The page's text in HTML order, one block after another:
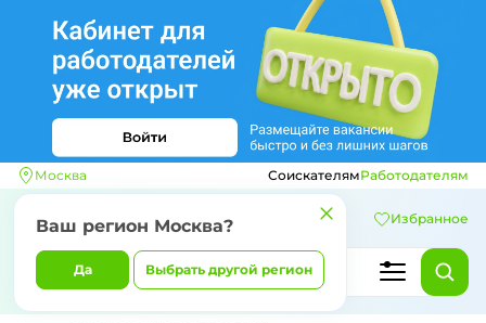
Москва
Ваш регион Москва?
Да Выбрать другой регион
СоискателямРаботодателям
Избранное